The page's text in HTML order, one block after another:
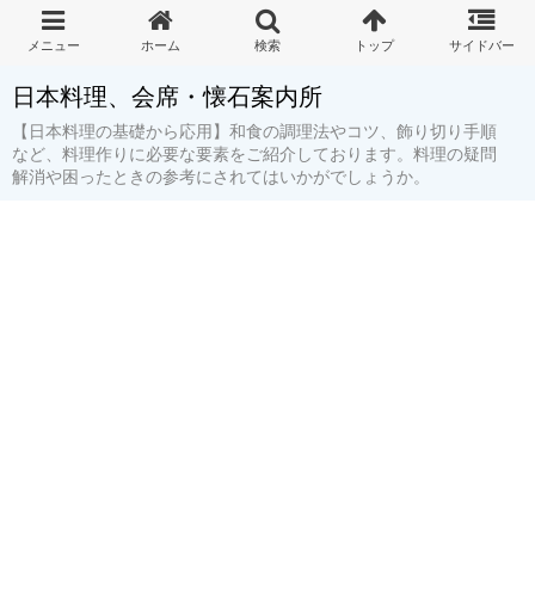
日本料理、会席・懐石案内所
【日本料理の基礎から応用】和食の調理法やコツ、飾り切り手順
など、料理作りに必要な要素をご紹介しております。料理の疑問
解消や困ったときの参考にされてはいかがでしょうか。